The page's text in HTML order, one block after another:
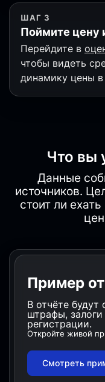
ШАГ 3
Поймите цену
Перейдите в
чтобы видеть
динамику цены в
Что вы
Данные
источников.
стоит ли
Пример
В отчёте будут
штрафы,
регистрации.
Откройте живой
Смотреть